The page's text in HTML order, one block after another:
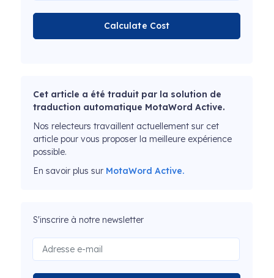
Calculate Cost
Cet article a été traduit par la solution de
traduction automatique MotaWord Active.
Nos relecteurs travaillent actuellement sur cet
article pour vous proposer la meilleure expérience
possible.
En savoir plus sur MotaWord Active.
S'inscrire à notre newsletter